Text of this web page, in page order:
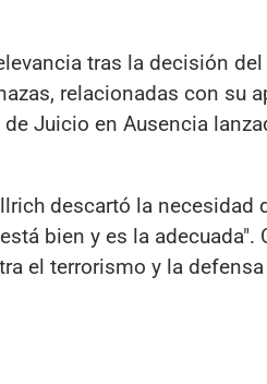
tras la decisión
relacionadas con su
Juicio en Ausencia
descartó la necesidad
bien y es la
el terrorismo y la